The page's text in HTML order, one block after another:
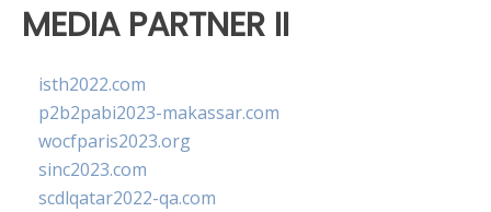
MEDIA PARTNER II
isth2022.com
p2b2pabi2023-makassar.com
wocfparis2023.org
sinc2023.com
scdlqatar2022-qa.com